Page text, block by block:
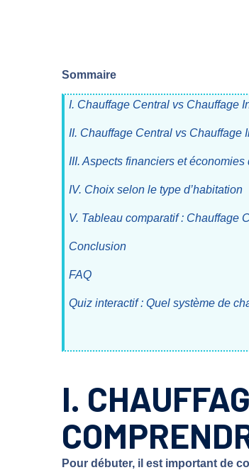
Sommaire
I. Chauffage Central vs Chauffage
II. Chauffage Central vs
III. Aspects financiers et économies
IV. Choix selon le type d’habitation
V. Tableau comparatif : Chauffage
Conclusion
FAQ
Quiz interactif : Quel système de
I.
Pour débuter, il est important de